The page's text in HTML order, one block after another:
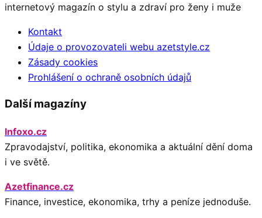
internetový magazín o stylu a zdraví pro ženy i muže
Kontakt
Údaje o provozovateli webu azetstyle.cz
Zásady cookies
Prohlášení o ochraně osobních údajů
Další magazíny
Infoxo.cz
Zpravodajství, politika, ekonomika a aktuální dění doma
i ve světě.
Azetfinance.cz
Finance, investice, ekonomika, trhy a peníze jednoduše.